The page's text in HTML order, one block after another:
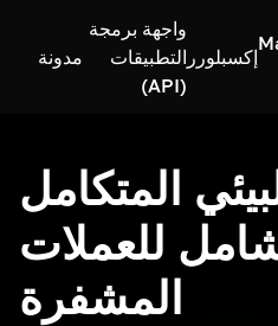
إكسبلورر
واجهة برمجة
التطبيقات
(API)
مدونة
المتكامل
للعملات
المشفرة